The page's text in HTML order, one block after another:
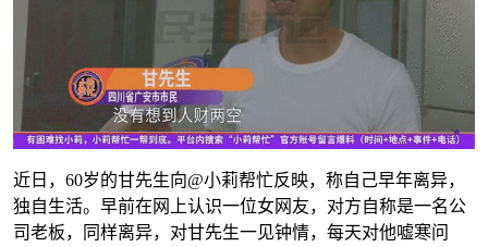
近日，60岁的甘先生向@小莉帮忙反映，称自己早年离异，
独自生活。早前在网上认识一位女网友，对方自称是一名公
司老板，同样离异，对甘先生一见钟情，每天对他嘘寒问